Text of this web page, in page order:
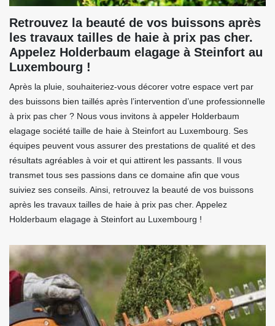
Retrouvez la beauté de vos buissons après
les travaux tailles de haie à prix pas cher.
Appelez Holderbaum elagage à Steinfort au
Luxembourg !
Après la pluie, souhaiteriez-vous décorer votre espace vert par
des buissons bien taillés après l’intervention d’une professionnelle
à prix pas cher ? Nous vous invitons à appeler Holderbaum
elagage société taille de haie à Steinfort au Luxembourg. Ses
équipes peuvent vous assurer des prestations de qualité et des
résultats agréables à voir et qui attirent les passants. Il vous
transmet tous ses passions dans ce domaine afin que vous
suiviez ses conseils. Ainsi, retrouvez la beauté de vos buissons
après les travaux tailles de haie à prix pas cher. Appelez
Holderbaum elagage à Steinfort au Luxembourg !